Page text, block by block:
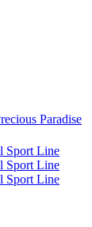
Paradise